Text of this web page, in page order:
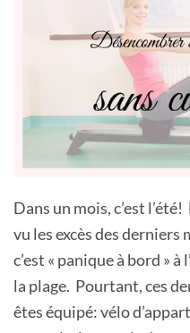
Dans un mois, c’est
vu les excès des derniers
c’est « panique à bord »
la plage. Pourtant, ces
êtes équipé: vélo